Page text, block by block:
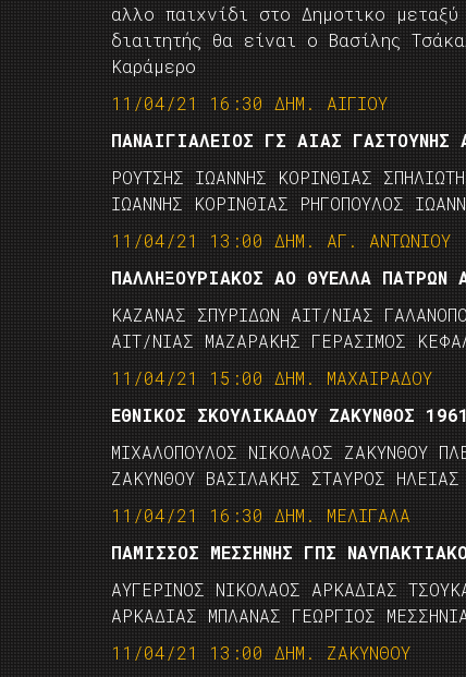
αλλο παιχνίδι στο Δημοτικο
διαιτητής θα είναι ο Βασίλης
Καράμερο
11/04/21 16:30 ΔΗΜ. ΑΙΓΙΟΥ
ΠΑΝΑΙΓΙΑΛΕΙΟΣ ΓΣ ΑΙΑΣ ΓΑΣΤΟΥΝΗΣ
ΡΟΥΤΣΗΣ ΙΩΑΝΝΗΣ ΚΟΡΙΝΘΙΑΣ
ΙΩΑΝΝΗΣ ΚΟΡΙΝΘΙΑΣ ΡΗΓΟΠΟΥΛΟΣ
11/04/21 13:00 ΔΗΜ. ΑΓ. ΑΝΤΩΝΙΟΥ
ΠΑΛΛΗΞΟΥΡΙΑΚΟΣ ΑΟ ΘΥΕΛΛΑ ΠΑΤΡΩΝ
ΚΑΖΑΝΑΣ ΣΠΥΡΙΔΩΝ ΑΙΤ/ΝΙΑΣ
ΑΙΤ/ΝΙΑΣ ΜΑΖΑΡΑΚΗΣ ΓΕΡΑΣΙΜΟΣ
11/04/21 15:00 ΔΗΜ. ΜΑΧΑΙΡΑΔΟΥ
ΕΘΝΙΚΟΣ ΣΚΟΥΛΙΚΑΔΟΥ ΖΑΚΥΝΘΟΣ
ΜΙΧΑΛΟΠΟΥΛΟΣ ΝΙΚΟΛΑΟΣ ΖΑΚΥΝΘΟΥ
ΖΑΚΥΝΘΟΥ ΒΑΣΙΛΑΚΗΣ ΣΤΑΥΡΟΣ ΗΛΕΙΑΣ
11/04/21 16:30 ΔΗΜ. ΜΕΛΙΓΑΛΑ
ΠΑΜΙΣΣΟΣ ΜΕΣΣΗΝΗΣ ΓΠΣ
ΑΥΓΕΡΙΝΟΣ ΝΙΚΟΛΑΟΣ ΑΡΚΑΔΙΑΣ
ΑΡΚΑΔΙΑΣ ΜΠΛΑΝΑΣ ΓΕΩΡΓΙΟΣ
11/04/21 13:00 ΔΗΜ. ΖΑΚΥΝΘΟΥ